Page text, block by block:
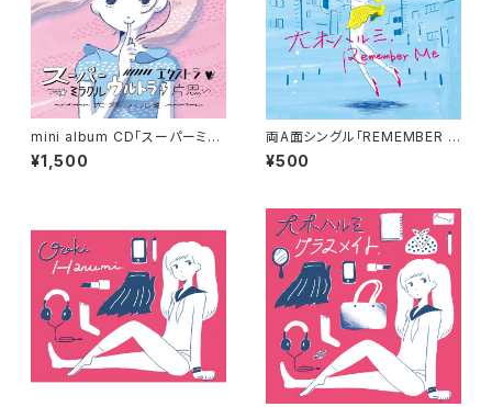
mini album CD「スーパーミラ
クルウルトラエクストラ片思い」s
akura/純情写真/テレフォンボ
¥1,500
両A面シングル「REMEMBER M
E」 Warp/ノットリノットラレ
¥500